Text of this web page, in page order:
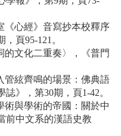
《心經》音寫抄本校釋序
頁95-121。
的文化二重奏〉，《普門
管絃齊鳴的場景：佛典語
》，第30期，頁1-42。
術與學術的帝國：關於中
前中文系的漢語史教